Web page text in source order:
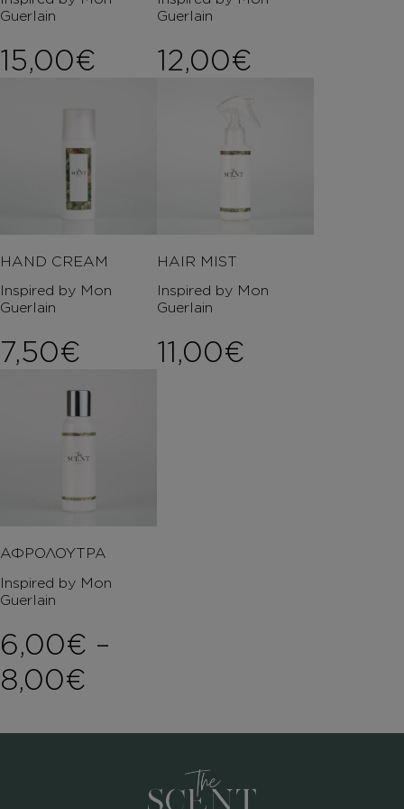
Guerlain
15,00€
Guerlain
12,00€
HAND CREAM
Inspired by Mon
Guerlain
7,50€
HAIR MIST
Inspired by Mon
Guerlain
11,00€
ΑΦΡΟΛΟΥΤΡΑ
Inspired by Mon
Guerlain
6,00€ –
8,00€